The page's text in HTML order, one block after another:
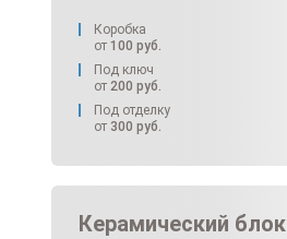
Коробка
от 100 руб.
Под ключ
от 200 руб.
Под отделку
от 300 руб.
Керамический блок